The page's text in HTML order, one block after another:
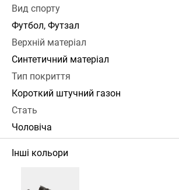
Вид спорту
Футбол, Футзал
Верхній матеріал
Синтетичний матеріал
Тип покриття
Короткий штучний газон
Стать
Чоловіча
Інші кольори